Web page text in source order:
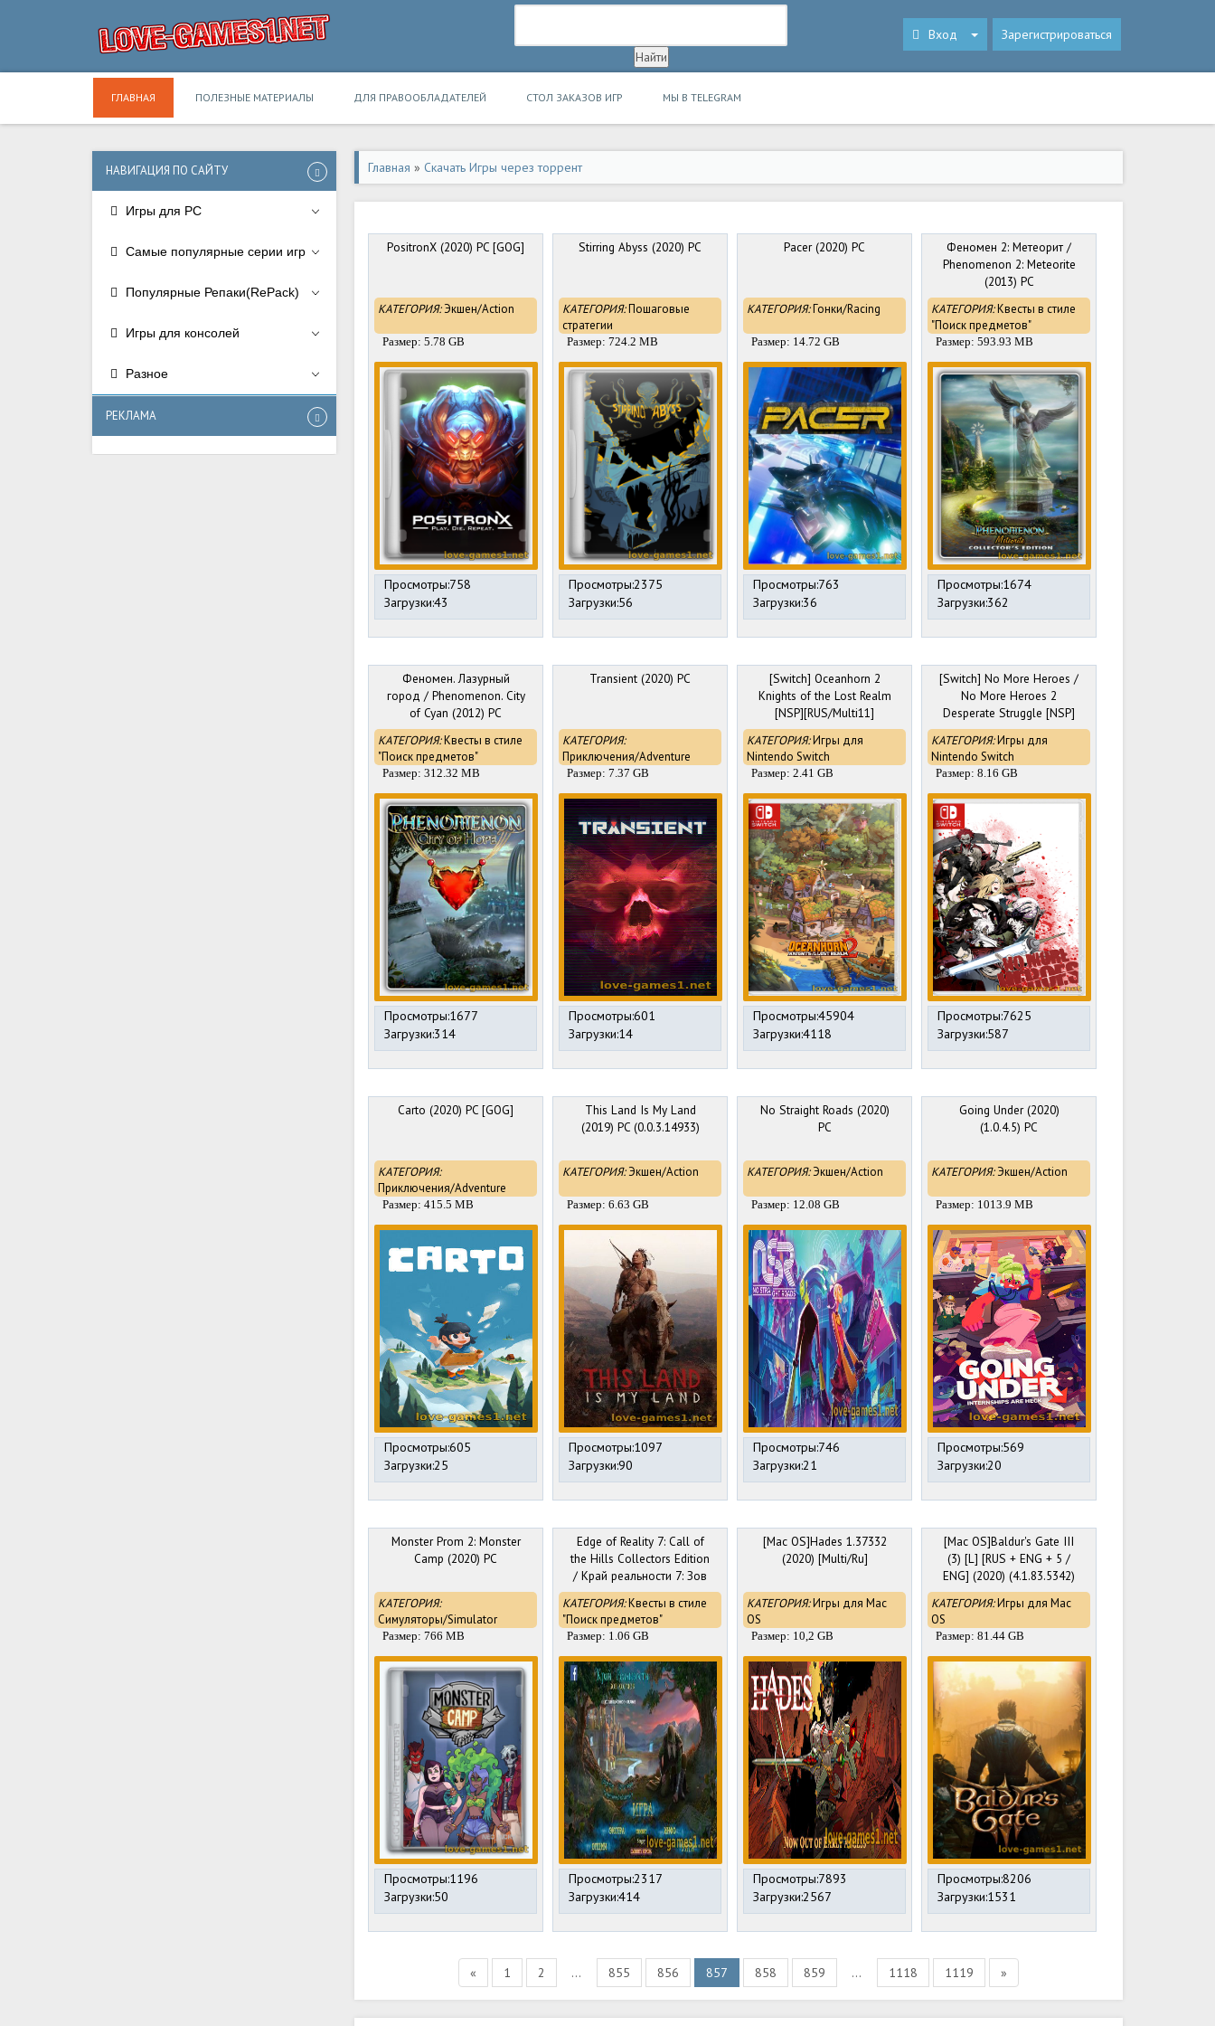
Вход Зарегистрироваться
ГЛАВНАЯ ПОЛЕЗНЫЕ МАТЕРИАЛЫ ДЛЯ ПРАВООБЛАДАТЕЛЕЙ СТОЛ ЗАКАЗОВ ИГР МЫ В TELEGRAM
НАВИГАЦИЯ ПО САЙТУ
Игры для PC
Самые популярные серии игр
Популярные Репаки(RePack)
Игры для консолей
Разное
РЕКЛАМА
Главная » Скачать Игры через торрент
PositronX (2020) PC [GOG]
КАТЕГОРИЯ:Экшен/Action
Размер: 5.78 GB
Просмотры:758
Загрузки:43
Stirring Abyss (2020) PC
КАТЕГОРИЯ:Пошаговые
стратегии
Размер: 724.2 MB
Просмотры:2375
Загрузки:56
Pacer (2020) PC
КАТЕГОРИЯ:Гонки/Racing
Размер: 14.72 GB
Просмотры:763
Загрузки:36
Феномен 2: Метеорит /
Phenomenon 2: Meteorite
(2013) PC
КАТЕГОРИЯ:Квесты в стиле
"Поиск предметов"
Размер: 593.93 MB
Просмотры:1674
Загрузки:362
Феномен. Лазурный
город / Phenomenon. City
of Cyan (2012) PC
КАТЕГОРИЯ:Квесты в стиле
"Поиск предметов"
Размер: 312.32 MB
Просмотры:1677
Загрузки:314
Transient (2020) PC
КАТЕГОРИЯ:
Приключения/Adventure
Размер: 7.37 GB
Просмотры:601
Загрузки:14
[Switch] Oceanhorn 2
Knights of the Lost Realm
[NSP][RUS/Multi11]
КАТЕГОРИЯ:Игры для
Nintendo Switch
Размер: 2.41 GB
Просмотры:45904
Загрузки:4118
[Switch] No More Heroes /
No More Heroes 2
Desperate Struggle [NSP]
[ENG]
КАТЕГОРИЯ:Игры для
Nintendo Switch
Размер: 8.16 GB
Просмотры:7625
Загрузки:587
Carto (2020) PC [GOG]
КАТЕГОРИЯ:
Приключения/Adventure
Размер: 415.5 MB
Просмотры:605
Загрузки:25
This Land Is My Land
(2019) PC (0.0.3.14933)
КАТЕГОРИЯ:Экшен/Action
Размер: 6.63 GB
Просмотры:1097
Загрузки:90
No Straight Roads (2020)
PC
КАТЕГОРИЯ:Экшен/Action
Размер: 12.08 GB
Просмотры:746
Загрузки:21
Going Under (2020)
(1.0.4.5) PC
КАТЕГОРИЯ:Экшен/Action
Размер: 1013.9 MB
Просмотры:569
Загрузки:20
Monster Prom 2: Monster
Camp (2020) PC
КАТЕГОРИЯ:
Симуляторы/Simulator
Размер: 766 MB
Просмотры:1196
Загрузки:50
Edge of Reality 7: Call of
the Hills Collectors Edition
/ Край реальности 7: Зов
холмов Коллекционное
издание (2020) PC
КАТЕГОРИЯ:Квесты в стиле
"Поиск предметов"
Размер: 1.06 GB
Просмотры:2317
Загрузки:414
[Mac OS]Hades 1.37332
(2020) [Multi/Ru]
КАТЕГОРИЯ:Игры для Mac
OS
Размер: 10,2 GB
Просмотры:7893
Загрузки:2567
[Mac OS]Baldur's Gate III
(3) [L] [RUS + ENG + 5 /
ENG] (2020) (4.1.83.5342)
[GOG]
КАТЕГОРИЯ:Игры для Mac
OS
Размер: 81.44 GB
Просмотры:8206
Загрузки:1531
« 1 2 ... 855 856 857 858 859 ... 1118 1119 »